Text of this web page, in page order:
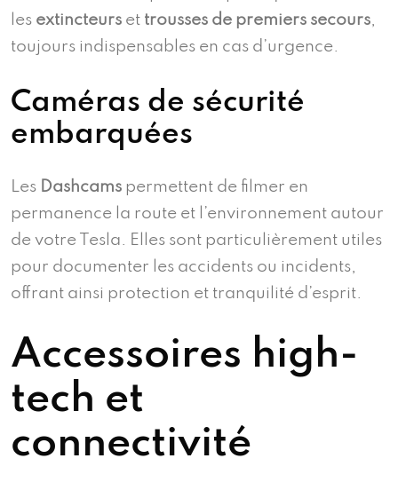
les extincteurs et trousses de premiers secours,
toujours indispensables en cas d’urgence.
Caméras de sécurité
embarquées
Les Dashcams permettent de filmer en
permanence la route et l’environnement autour
de votre Tesla. Elles sont particulièrement utiles
pour documenter les accidents ou incidents,
offrant ainsi protection et tranquilité d’esprit.
Accessoires high-
tech et
connectivité